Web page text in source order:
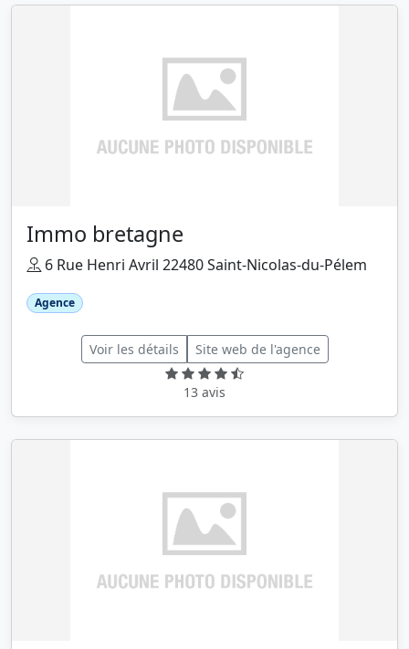
Immo bretagne
6 Rue Henri Avril 22480 Saint-Nicolas-du-Pélem
Agence
Voir les détails Site web de l'agence
13 avis